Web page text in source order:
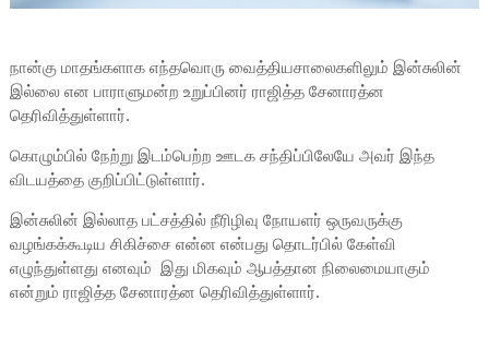
நான்கு மாதங்களாக எந்தவொரு வைத்தியசாலைகளிலும் இன்சுலின்
இல்லை என பாராளுமன்ற உறுப்பினர் ராஜித்த சேனாரத்ன
தெரிவித்துள்ளார்.
கொழும்பில் நேற்று இடம்பெற்ற ஊடக சந்திப்பிலேயே அவர் இந்த
விடயத்தை குறிப்பிட்டுள்ளார்.
இன்சுலின் இல்லாத பட்சத்தில் நீரிழிவு நோயளர் ஒருவருக்கு
வழங்கக்கூடிய சிகிச்சை என்ன என்பது தொடர்பில் கேள்வி
எழுந்துள்ளது எனவும் இது மிகவும் ஆபத்தான நிலைமையாகும்
என்றும் ராஜித்த சேனாரத்ன தெரிவித்துள்ளார்.